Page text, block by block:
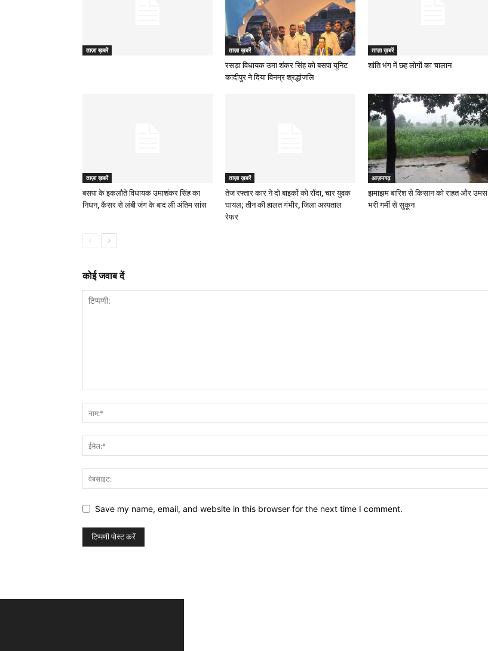
ताज़ा ख़बरें ताज़ा ख़बरें
रसड़ा विधायक उमा शंकर सिंह को बसपा यूनिट
कादीपुर ने दिया विनम्र श्रद्धांजलि
ताज़ा ख़बरें
शांति भंग में छह लोगों का चालान
ताज़ा ख़बरें
बसपा के इकलौते विधायक उमाशंकर सिंह का
निधन, कैंसर से लंबी जंग के बाद ली अंतिम सांस
ताज़ा ख़बरें
तेज रफ्तार कार ने दो बाइकों को रौंदा, चार युवक
घायल; तीन की हालत गंभीर, जिला अस्पताल
रेफर
आज़मगढ़
झमाझम बारिश से किसान को राहत और उमस
भरी गर्मी से सुकून
कोई जवाब दें
Save my name, email, and website in this browser for the next time I comment.